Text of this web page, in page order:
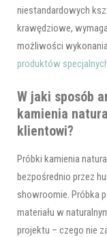
niestandardowych
krawędziowe,
możliwości
produktów
W jaki sposób
kamienia
klientowi?
Próbki kamienia
bezpośrednio przez
showroomie. Próbka
materiału w
projektu – czego nie